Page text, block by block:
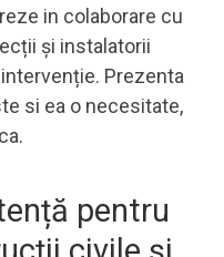
in colaborare cu
și instalatorii
Prezenta
si ea o necesitate,
pentru